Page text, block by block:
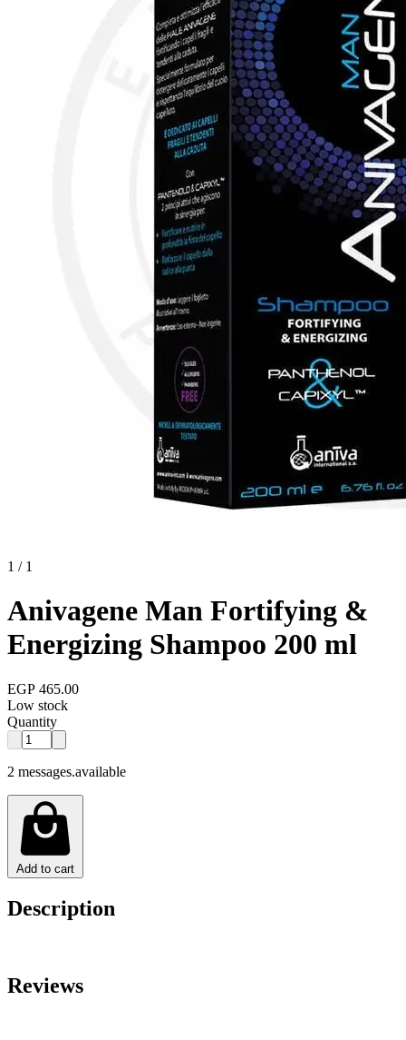
1 / 1
Anivagene Man Fortifying &
Energizing Shampoo 200 ml
EGP 465.00
Low stock
Quantity
2 messages.available
Add to cart
Description
Reviews